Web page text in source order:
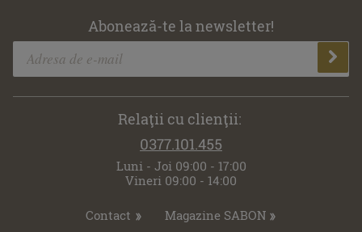
Abonează-te la newsletter!
Relaţii cu clienţii:
0377.101.455
Luni - Joi 09:00 - 17:00
Vineri 09:00 - 14:00
Contact Magazine SABON